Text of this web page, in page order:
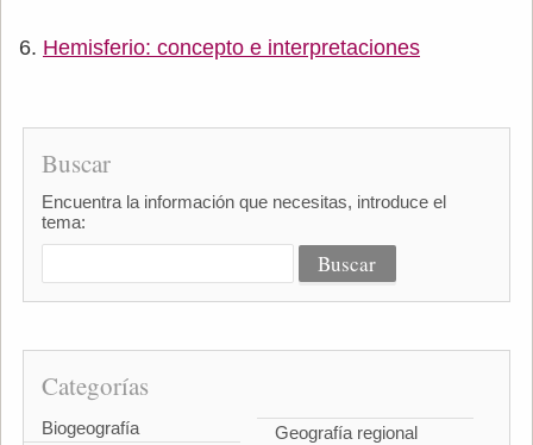
Hemisferio: concepto e interpretaciones
Buscar
Encuentra la información que necesitas, introduce el
tema:
Categorías
Biogeografía
Geografía regional